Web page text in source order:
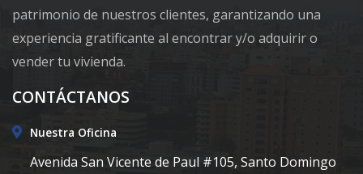
patrimonio de nuestros clientes, garantizando una
experiencia gratificante al encontrar y/o adquirir o
vender tu vivienda.
CONTÁCTANOS
Nuestra Oficina
Avenida San Vicente de Paul #105, Santo Domingo